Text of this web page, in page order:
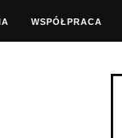
WSPÓŁPRACA